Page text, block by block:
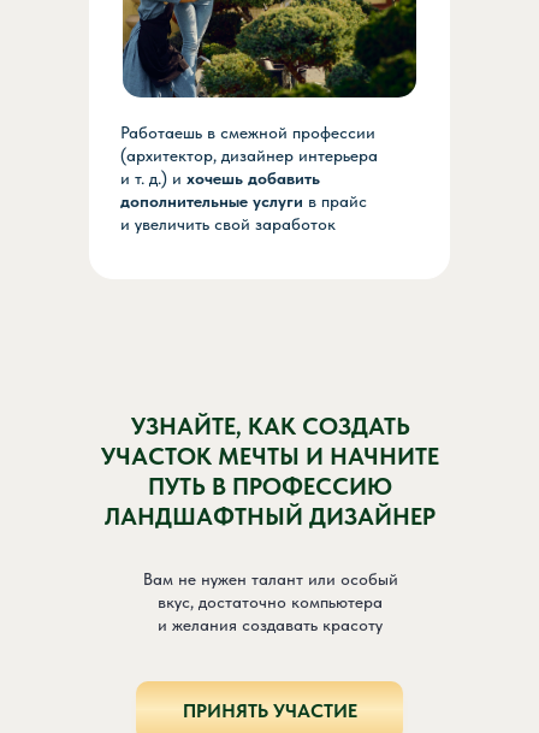
Работаешь в смежной профессии
(архитектор, дизайнер интерьера
и т. д.) и хочешь добавить
дополнительные услуги в прайс
и увеличить свой заработок
УЗНАЙТЕ, КАК СОЗДАТЬ
УЧАСТОК МЕЧТЫ И НАЧНИТЕ
ПУТЬ В ПРОФЕССИЮ
ЛАНДШАФТНЫЙ ДИЗАЙНЕР
Вам не нужен талант или особый
вкус, достаточно компьютера
и желания создавать красоту
ПРИНЯТЬ УЧАСТИЕ